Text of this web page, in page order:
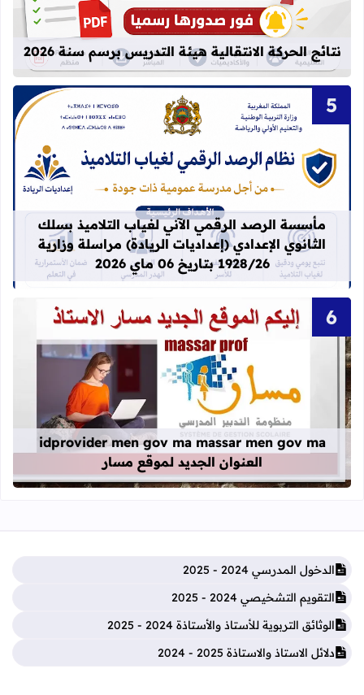
نتائج الحركة الانتقالية هيئة التدريس برسم سنة 2026
قراءة المزيد عن مأسسة الرصد الرقمي الآني
مأسسة الرصد الرقمي الآني لغياب التلاميذ بسلك
الثانوي الإعدادي (إعداديات الريادة) مراسلة وزارية
1928/26 بتاريخ 06 ماي 2026
قراءة المزيد عن idprovider men gov ma massar men gov ma العنوان الجديد لموقع مسار
idprovider men gov ma massar men gov ma
العنوان الجديد لموقع مسار
الدخول المدرسي 2024 - 2025
التقويم التشخيصي 2024 - 2025
الوثائق التربوية للأستاذ والأستاذة 2024 - 2025
دلائل الاستاذ والاستاذة 2025 - 2024